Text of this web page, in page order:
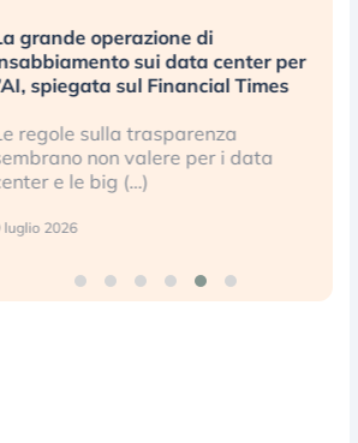
Bending Spoons non basta. Perché
la tecnologia europea non riesce a
scalare?
Perché gli americani e i cinesi ci
stanno superando in ogni campo (…)